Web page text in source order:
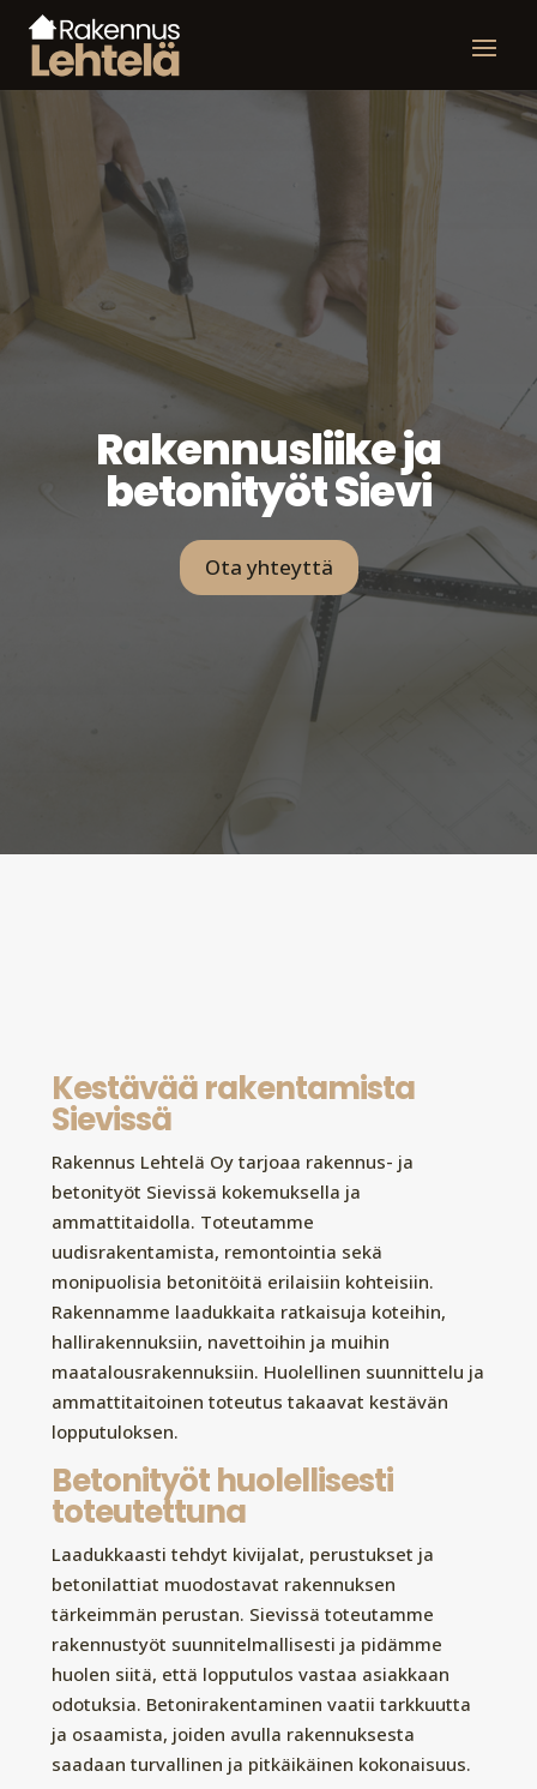
Rakennusliike ja
betonityöt Sievi
Ota yhteyttä
Kestävää rakentamista
Sievissä
Rakennus Lehtelä Oy tarjoaa rakennus- ja
betonityöt Sievissä kokemuksella ja
ammattitaidolla. Toteutamme
uudisrakentamista, remontointia sekä
monipuolisia betonitöitä erilaisiin kohteisiin.
Rakennamme laadukkaita ratkaisuja koteihin,
hallirakennuksiin, navettoihin ja muihin
maatalousrakennuksiin. Huolellinen suunnittelu ja
ammattitaitoinen toteutus takaavat kestävän
lopputuloksen.
Betonityöt huolellisesti
toteutettuna
Laadukkaasti tehdyt kivijalat, perustukset ja
betonilattiat muodostavat rakennuksen
tärkeimmän perustan. Sievissä toteutamme
rakennustyöt suunnitelmallisesti ja pidämme
huolen siitä, että lopputulos vastaa asiakkaan
odotuksia. Betonirakentaminen vaatii tarkkuutta
ja osaamista, joiden avulla rakennuksesta
saadaan turvallinen ja pitkäikäinen kokonaisuus.